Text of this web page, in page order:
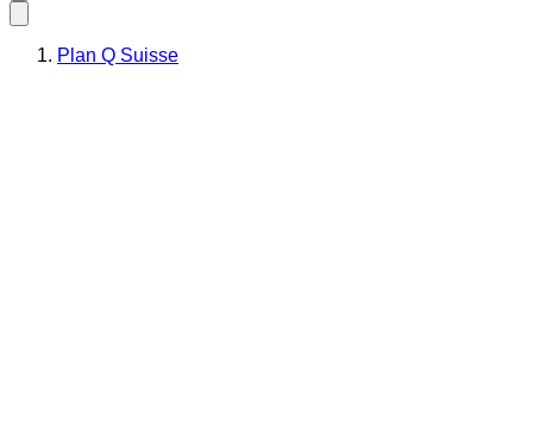
Plan Q Suisse